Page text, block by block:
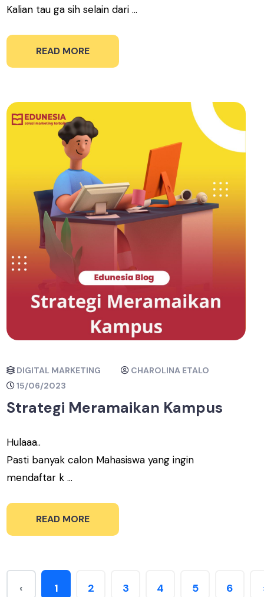
Kalian tau ga sih selain dari ...
READ MORE
DIGITAL MARKETING
CHAROLINA ETALO
15/06/2023
Strategi Meramaikan Kampus
Hulaaa..
Pasti banyak calon Mahasiswa yang ingin
mendaftar k ...
READ MORE
‹ 1 2 3 4 5 6